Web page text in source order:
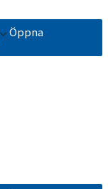
Öppna